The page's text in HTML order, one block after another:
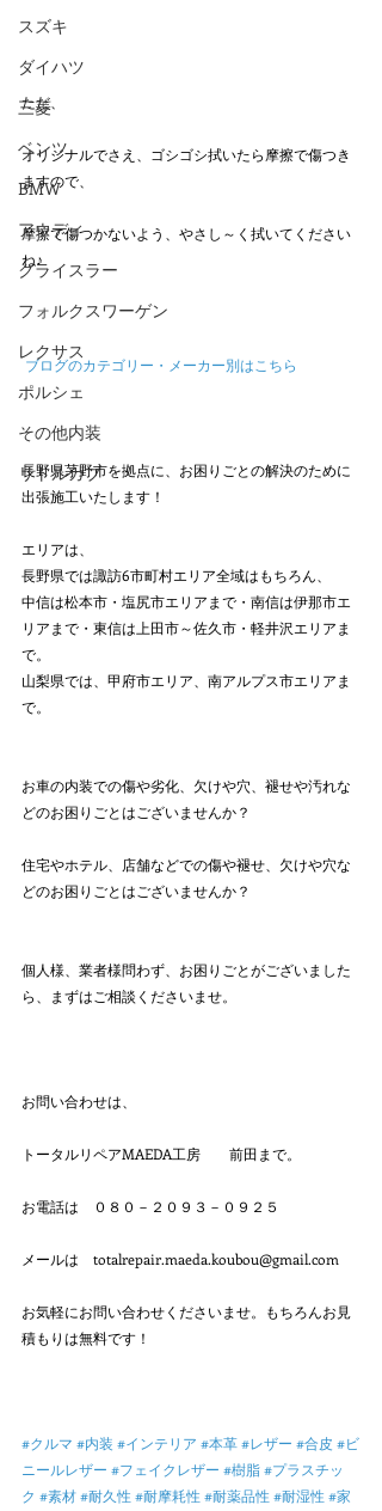
スズキ
ダイハツ
三菱
ベンツ
BMW
アウディ
クライスラー
フォルクスワーゲン
レクサス
ポルシェ
その他内装
リトルカブ
ただ、
オリジナルでさえ、ゴシゴシ拭いたら摩擦で傷つき
ますので、
摩擦で傷つかないよう、やさし～く拭いてください
ね♪
ブログのカテゴリー・メーカー別はこちら
長野県茅野市を拠点に、お困りごとの解決のために
出張施工いたします！
エリアは、
長野県では諏訪6市町村エリア全域はもちろん、
中信は松本市・塩尻市エリアまで・南信は伊那市エ
リアまで・東信は上田市～佐久市・軽井沢エリアま
で。
山梨県では、甲府市エリア、南アルプス市エリアま
で。
お車の内装での傷や劣化、欠けや穴、褪せや汚れな
どのお困りごとはございませんか？
住宅やホテル、店舗などでの傷や褪せ、欠けや穴な
どのお困りごとはございませんか？
個人様、業者様問わず、お困りごとがございました
ら、まずはご相談くださいませ。
お問い合わせは、
トータルリペアMAEDA工房　　前田まで。
お電話は　０８０－２０９３－０９２５
メールは　totalrepair.maeda.koubou@gmail.com
お気軽にお問い合わせくださいませ。もちろんお見
積もりは無料です！
#クルマ #内装 #インテリア #本革#レザー #合皮 #ビ
ニールレザー #フェイクレザー #樹脂#プラスチッ
ク #素材#耐久性 #耐摩耗性 #耐薬品性 #耐湿性 #家